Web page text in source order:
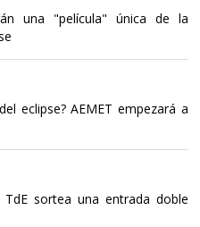
una "película" única de la
eclipse? AEMET empezará a
sortea una entrada doble